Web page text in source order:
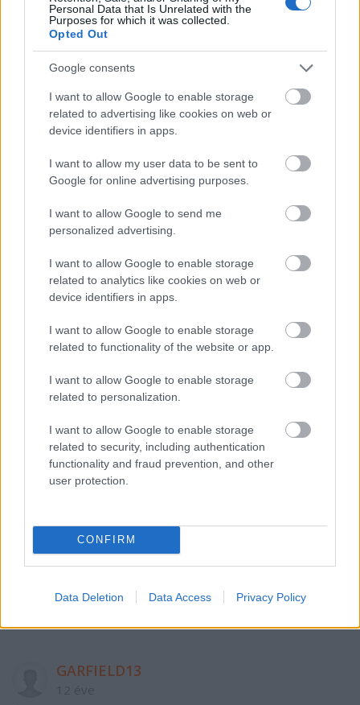
Personal Data that Is Unrelated with the
Purposes for which it was collected.
Opted Out
Google consents
I want to allow Google to enable storage
related to advertising like cookies on web or
device identifiers in apps.
I want to allow my user data to be sent to
Google for online advertising purposes.
I want to allow Google to send me
personalized advertising.
I want to allow Google to enable storage
related to analytics like cookies on web or
device identifiers in apps.
I want to allow Google to enable storage
related to functionality of the website or app.
I want to allow Google to enable storage
related to personalization.
I want to allow Google to enable storage
related to security, including authentication
functionality and fraud prevention, and other
user protection.
CONFIRM
Data Deletion Data Access Privacy Policy
Tévét a gyerekszobába!
Csináld magad bútor gyerekeknek
Az angyal a részletekben - Külföldi
Állati csomagolási praktikák
A hozzászóláshoz be kell lépned!
VAGY
GARFIELD13